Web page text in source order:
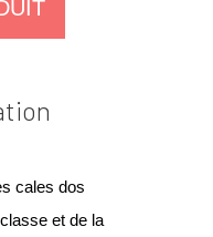
cales dos
et de la